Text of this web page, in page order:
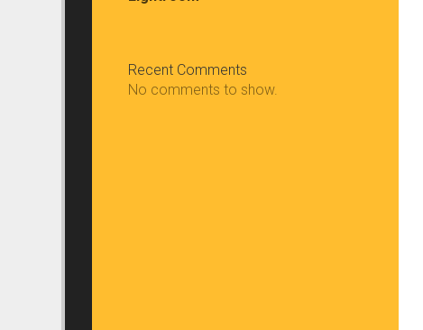
Recent Comments
No comments to show.